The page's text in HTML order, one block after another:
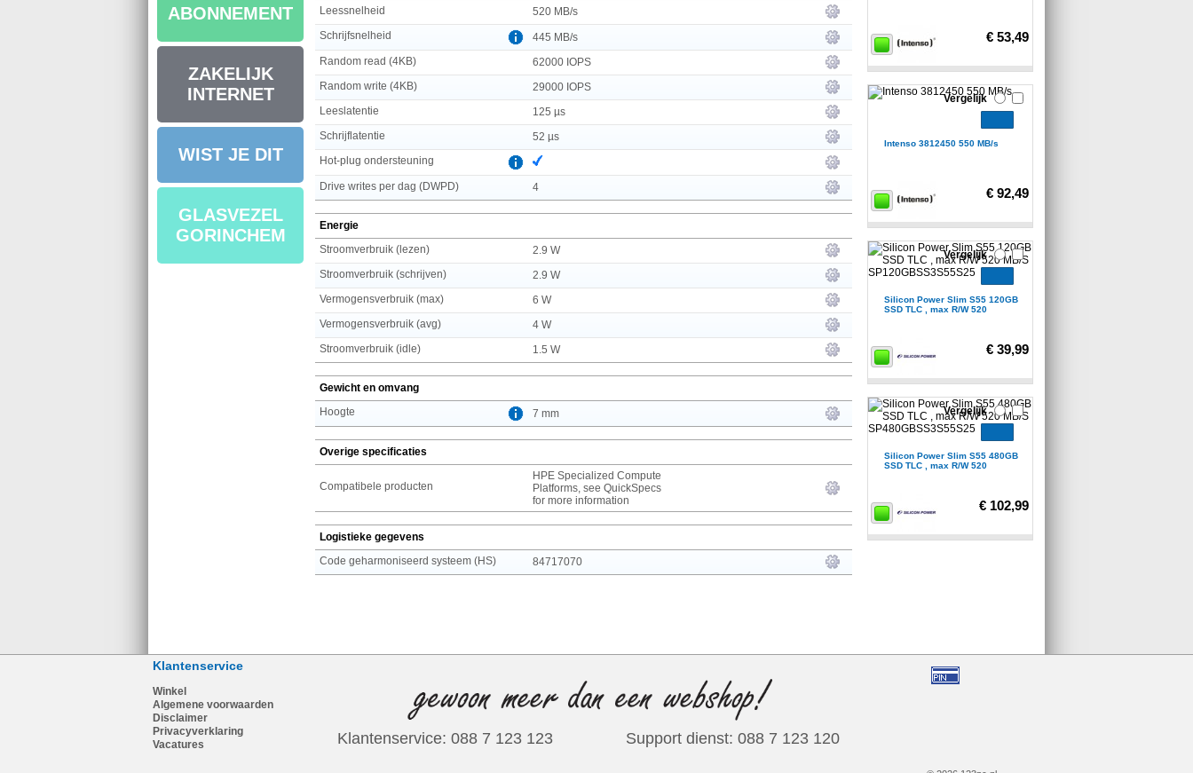
ABONNEMENT
ZAKELIJK
INTERNET
WIST JE DIT
GLASVEZEL
GORINCHEM
Leessnelheid
520 MB/s
Schrijfsnelheid
445 MB/s
Random read (4KB)
62000 IOPS
Random write (4KB)
29000 IOPS
Leeslatentie
125 µs
Schrijflatentie
52 µs
Hot-plug ondersteuning
Drive writes per dag (DWPD) 4
Energie
Stroomverbruik (lezen)
2.9 W
Stroomverbruik (schrijven)
2.9 W
Vermogensverbruik (max)
6 W
Vermogensverbruik (avg)
4 W
Stroomverbruik (idle)
1.5 W
Gewicht en omvang
Hoogte
7 mm
Overige specificaties
Compatibele producten
HPE Specialized Compute
Platforms, see QuickSpecs
for more information
Logistieke gegevens
Code geharmoniseerd systeem (HS)
84717070
€ 53,49
Intenso 3812450 550 MB/s
€ 92,49
Vergelijk
Silicon Power Slim S55 120GB
SSD TLC , max R/W 520
€ 39,99
Vergelijk
Silicon Power Slim S55 480GB
SSD TLC , max R/W 520
€ 102,99
Vergelijk
Klantenservice
Winkel
Algemene voorwaarden
Disclaimer
Privacyverklaring
Vacatures
Klantenservice: 088 7 123 123 Support dienst: 088 7 123 120